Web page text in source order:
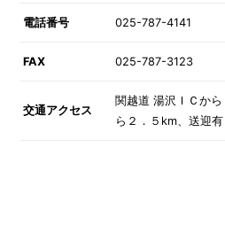
電話番号 025-787-4141
FAX 025-787-3123
交通アクセス
関越道 湯沢ＩＣか
ら２．５km、送迎有